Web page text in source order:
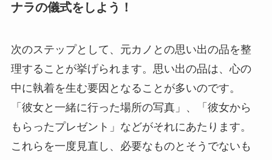
ナラの儀式をしよう！
次のステップとして、元カノとの思い出の品を整
理することが挙げられます。思い出の品は、心の
中に執着を生む要因となることが多いのです。
「彼女と一緒に行った場所の写真」、「彼女から
もらったプレゼント」などがそれにあたります。
これらを一度見直し、必要なものとそうでないも